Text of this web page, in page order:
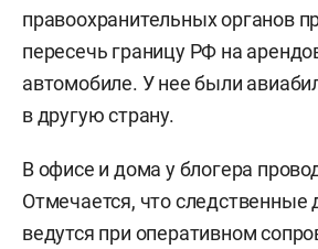
правоохранительных органов
пересечь границу РФ на
автомобиле. У нее были
в другую страну.
В офисе и дома у блогера
Отмечается, что следственные
ведутся при оперативном